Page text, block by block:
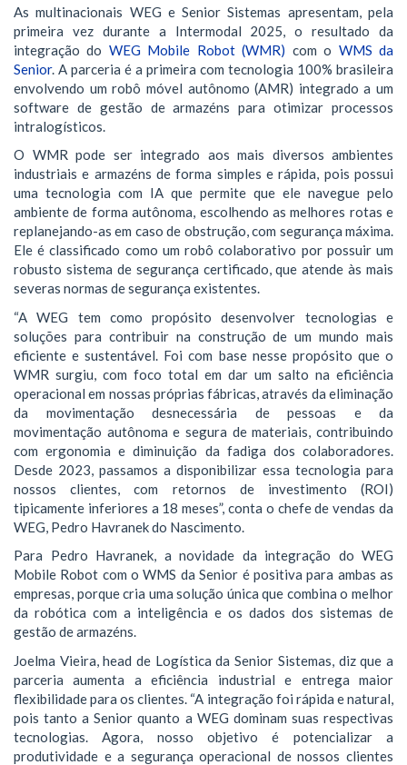
As multinacionais WEG e Senior Sistemas apresentam, pela
primeira vez durante a Intermodal 2025, o resultado da
integração do WEG Mobile Robot (WMR) com o WMS da
Senior. A parceria é a primeira com tecnologia 100% brasileira
envolvendo um robô móvel autônomo (AMR) integrado a um
software de gestão de armazéns para otimizar processos
intralogísticos.
O WMR pode ser integrado aos mais diversos ambientes
industriais e armazéns de forma simples e rápida, pois possui
uma tecnologia com IA que permite que ele navegue pelo
ambiente de forma autônoma, escolhendo as melhores rotas e
replanejando-as em caso de obstrução, com segurança máxima.
Ele é classificado como um robô colaborativo por possuir um
robusto sistema de segurança certificado, que atende às mais
severas normas de segurança existentes.
“A WEG tem como propósito desenvolver tecnologias e
soluções para contribuir na construção de um mundo mais
eficiente e sustentável. Foi com base nesse propósito que o
WMR surgiu, com foco total em dar um salto na eficiência
operacional em nossas próprias fábricas, através da eliminação
da movimentação desnecessária de pessoas e da
movimentação autônoma e segura de materiais, contribuindo
com ergonomia e diminuição da fadiga dos colaboradores.
Desde 2023, passamos a disponibilizar essa tecnologia para
nossos clientes, com retornos de investimento (ROI)
tipicamente inferiores a 18 meses”, conta o chefe de vendas da
WEG, Pedro Havranek do Nascimento.
Para Pedro Havranek, a novidade da integração do WEG
Mobile Robot com o WMS da Senior é positiva para ambas as
empresas, porque cria uma solução única que combina o melhor
da robótica com a inteligência e os dados dos sistemas de
gestão de armazéns.
Joelma Vieira, head de Logística da Senior Sistemas, diz que a
parceria aumenta a eficiência industrial e entrega maior
flexibilidade para os clientes. “A integração foi rápida e natural,
pois tanto a Senior quanto a WEG dominam suas respectivas
tecnologias. Agora, nosso objetivo é potencializar a
produtividade e a segurança operacional de nossos clientes